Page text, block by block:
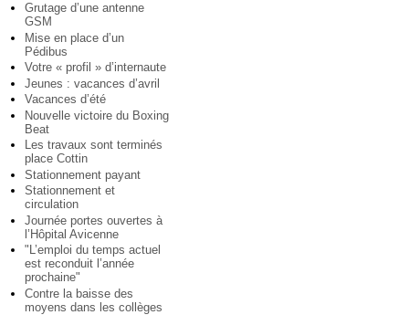
Grutage d’une antenne
GSM
Mise en place d’un
Pédibus
Votre « profil » d’internaute
Jeunes : vacances d’avril
Vacances d’été
Nouvelle victoire du Boxing
Beat
Les travaux sont terminés
place Cottin
Stationnement payant
Stationnement et
circulation
Journée portes ouvertes à
l’Hôpital Avicenne
"L’emploi du temps actuel
est reconduit l’année
prochaine"
Contre la baisse des
moyens dans les collèges